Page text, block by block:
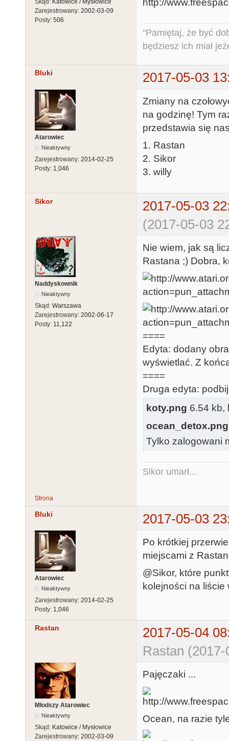
Zarejestrowany: 2002-03-09
Posty: 506
"Pamiętaj, że być
będziesz ich miał
Bluki 2017-05-03
Atarowiec
Nieaktywny
Zarejestrowany: 2014-02-25
Posty: 1,046
Zmiany na
na godzinę! Tym
przedstawia się
1. Rastan
2. Sikor
3. willy
Sikor
2017-05-03
(2017-05-03
Naddyskownik
Nieaktywny
Skąd: Warszawa
Zarejestrowany: 2002-06-17
Posty: 11,122
Nie wiem, jak są
Rastana ;) Dobra,
====
Edyta: dodany
wyświetlać. Z
====
Druga edyta:
koty.png 6.54 kb,
ocean_detox.png
Tylko zalogowani
Sikor umarł...
Strona
Bluki 2017-05-03
Atarowiec
Nieaktywny
Zarejestrowany: 2014-02-25
Posty: 1,046
Po krótkiej
miejscami z
@Sikor, które
kolejności na
Rastan
2017-05-04
Rastan
Młodszy Atarowiec
Nieaktywny
Skąd: Katowice / Mysłowice
Zarejestrowany: 2002-03-09
Pajęczaki ...
Ocean, na razie